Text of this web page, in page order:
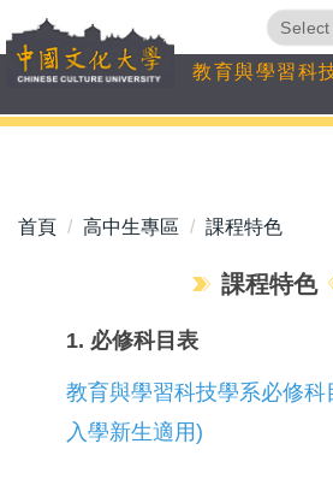
到
主
教育與學習科
首頁 高中生專區 課程特色
課程特色
1. 必修科目表
教育與學習科技學系必修科
入學新生適用)